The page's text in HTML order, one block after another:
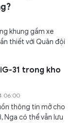
khung gầm xe
thiết với Quân đội
31 trong kho
06:00
thông tin mở cho
Nga có thể vẫn lưu